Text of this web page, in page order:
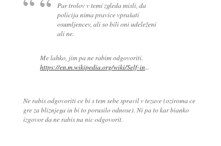
Par trolov v temi zgleda misli, da
policija nima pravice vprašati
osumljencev, ali so bili oni udeleženi
ali ne.
Me lahko, jim pa ne rabim odgovoriti.
https://en.m.wikipedia.org/wiki/Self-in...
Ne rabis odgovoriti ce bi s tem sebe spravil v tezave (oziroma ce
gre za bliznjega in bi to porusilo odnose). Ni pa to kar bianko
izgovor da ne rabis na nic odgovorit.